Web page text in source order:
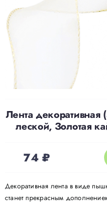
О нас
Лента
леской, Золотая
74₽
Декоративная лента в виде
станет прекрасным